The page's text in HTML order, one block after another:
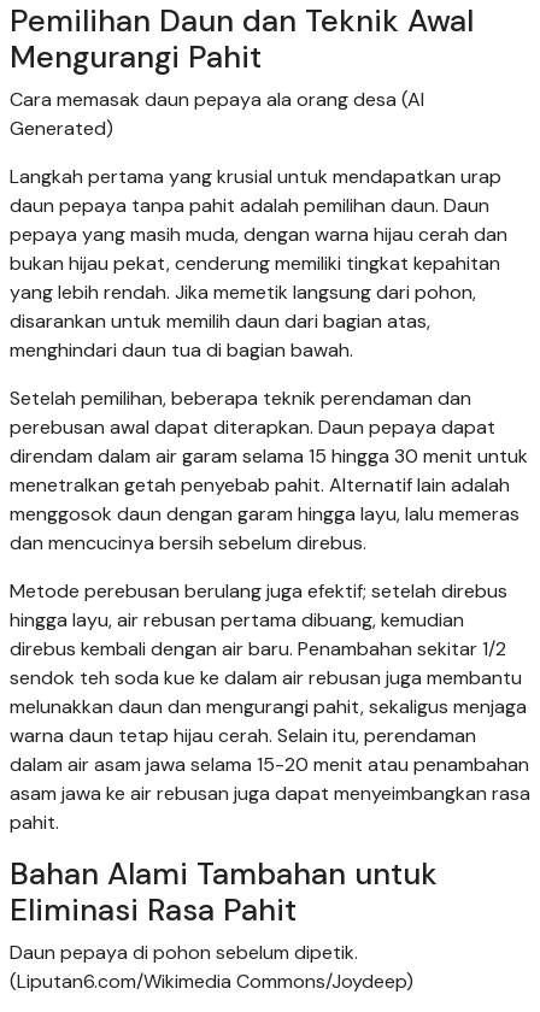
Pemilihan Daun dan Teknik Awal
Mengurangi Pahit
Cara memasak daun pepaya ala orang desa (AI
Generated)
Langkah pertama yang krusial untuk mendapatkan urap
daun pepaya tanpa pahit adalah pemilihan daun. Daun
pepaya yang masih muda, dengan warna hijau cerah dan
bukan hijau pekat, cenderung memiliki tingkat kepahitan
yang lebih rendah. Jika memetik langsung dari pohon,
disarankan untuk memilih daun dari bagian atas,
menghindari daun tua di bagian bawah.
Setelah pemilihan, beberapa teknik perendaman dan
perebusan awal dapat diterapkan. Daun pepaya dapat
direndam dalam air garam selama 15 hingga 30 menit untuk
menetralkan getah penyebab pahit. Alternatif lain adalah
menggosok daun dengan garam hingga layu, lalu memeras
dan mencucinya bersih sebelum direbus.
Metode perebusan berulang juga efektif; setelah direbus
hingga layu, air rebusan pertama dibuang, kemudian
direbus kembali dengan air baru. Penambahan sekitar 1/2
sendok teh soda kue ke dalam air rebusan juga membantu
melunakkan daun dan mengurangi pahit, sekaligus menjaga
warna daun tetap hijau cerah. Selain itu, perendaman
dalam air asam jawa selama 15-20 menit atau penambahan
asam jawa ke air rebusan juga dapat menyeimbangkan rasa
pahit.
Bahan Alami Tambahan untuk
Eliminasi Rasa Pahit
Daun pepaya di pohon sebelum dipetik.
(Liputan6.com/Wikimedia Commons/Joydeep)